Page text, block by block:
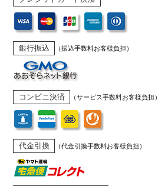
銀行振込 （振込手数料お客様負担）
コンビニ決済 （サービス手数料お客様負担）
代金引換 （代金引換手数料お客様負担）